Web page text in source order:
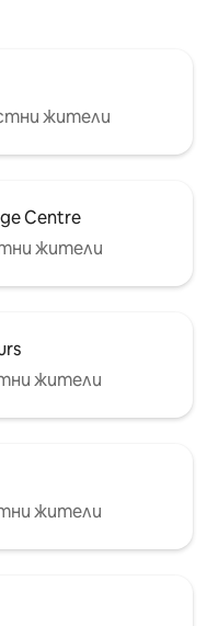
жители
Centre
жители
жители
жители